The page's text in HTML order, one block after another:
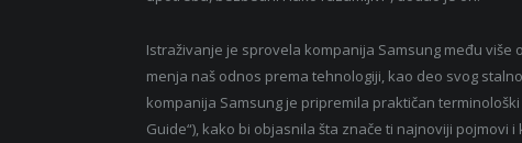
Istraživanje je sprovela kompanija Samsung među više
menja naš odnos prema tehnologiji, kao deo svog
kompanija Samsung je pripremila praktičan
Guide“), kako bi objasnila šta znače ti najnoviji pojmovi